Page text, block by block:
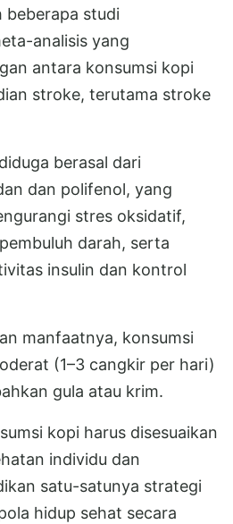
beberapa studi
analisis yang
antara konsumsi kopi
stroke, terutama stroke
berasal dari
dan polifenol, yang
stres oksidatif,
darah, serta
insulin dan kontrol
manfaatnya, konsumsi
(1–3 cangkir per hari)
gula atau krim.
kopi harus disesuaikan
individu dan
satu-satunya strategi
hidup sehat secara